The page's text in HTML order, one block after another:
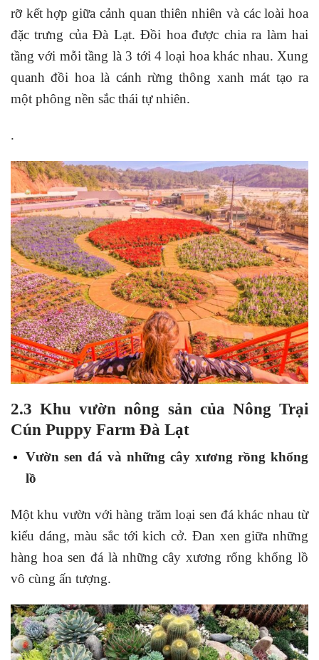
rỡ kết hợp giữa cảnh quan thiên nhiên và các loài hoa
đặc trưng của Đà Lạt. Đồi hoa được chia ra làm hai
tầng với mỗi tầng là 3 tới 4 loại hoa khác nhau. Xung
quanh đồi hoa là cánh rừng thông xanh mát tạo ra
một phông nền sắc thái tự nhiên.
.
2.3 Khu vườn nông sản của Nông Trại
Cún Puppy Farm Đà Lạt
Vườn sen đá và những cây xương rồng khổng
lồ
Một khu vườn với hàng trăm loại sen đá khác nhau từ
kiểu dáng, màu sắc tới kich cở. Đan xen giữa những
hàng hoa sen đá là những cây xương rổng khổng lồ
vô cùng ấn tượng.